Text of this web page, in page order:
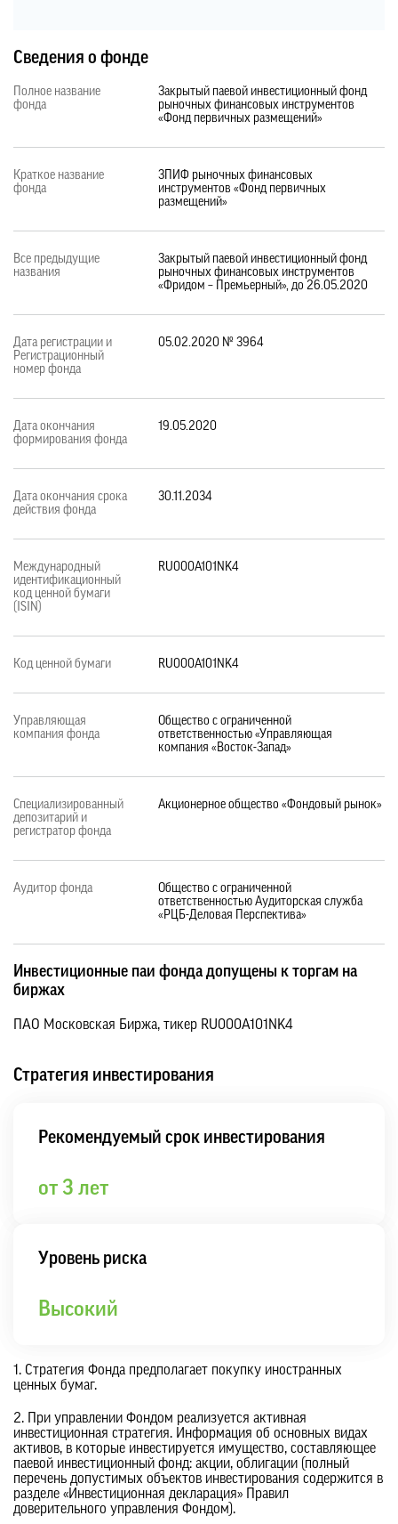
Сведения о фонде
Полное название
фонда
Закрытый паевой инвестиционный фонд
рыночных финансовых инструментов
«Фонд первичных размещений»
Краткое название
фонда
ЗПИФ рыночных финансовых
инструментов «Фонд первичных
размещений»
Все предыдущие
названия
Закрытый паевой инвестиционный фонд
рыночных финансовых инструментов
«Фридом – Премьерный», до 26.05.2020
Дата регистрации и
Регистрационный
номер фонда
05.02.2020 № 3964
Дата окончания
формирования фонда
19.05.2020
Дата окончания срока
действия фонда
30.11.2034
Международный
идентификационный
код ценной бумаги
(ISIN)
RU000A101NK4
Код ценной бумаги RU000A101NK4
Управляющая
компания фонда
Общество с ограниченной
ответственностью «Управляющая
компания «Восток-Запад»
Специализированный
депозитарий и
регистратор фонда
Акционерное общество «Фондовый рынок»
Аудитор фонда
Общество с ограниченной
ответственностью Аудиторская служба
«РЦБ-Деловая Перспектива»
Инвестиционные паи фонда допущены к торгам на
биржах
ПАО Московская Биржа, тикер RU000A101NK4
Стратегия инвестирования
Рекомендуемый срок инвестирования
от 3 лет
Уровень риска
Выcокий
1. Стратегия Фонда предполагает покупку иностранных
ценных бумаг.
2. При управлении Фондом реализуется активная
инвестиционная стратегия. Информация об основных видах
активов, в которые инвестируется имущество, составляющее
паевой инвестиционный фонд: акции, облигации (полный
перечень допустимых объектов инвестирования содержится в
разделе «Инвестиционная декларация» Правил
доверительного управления Фондом).